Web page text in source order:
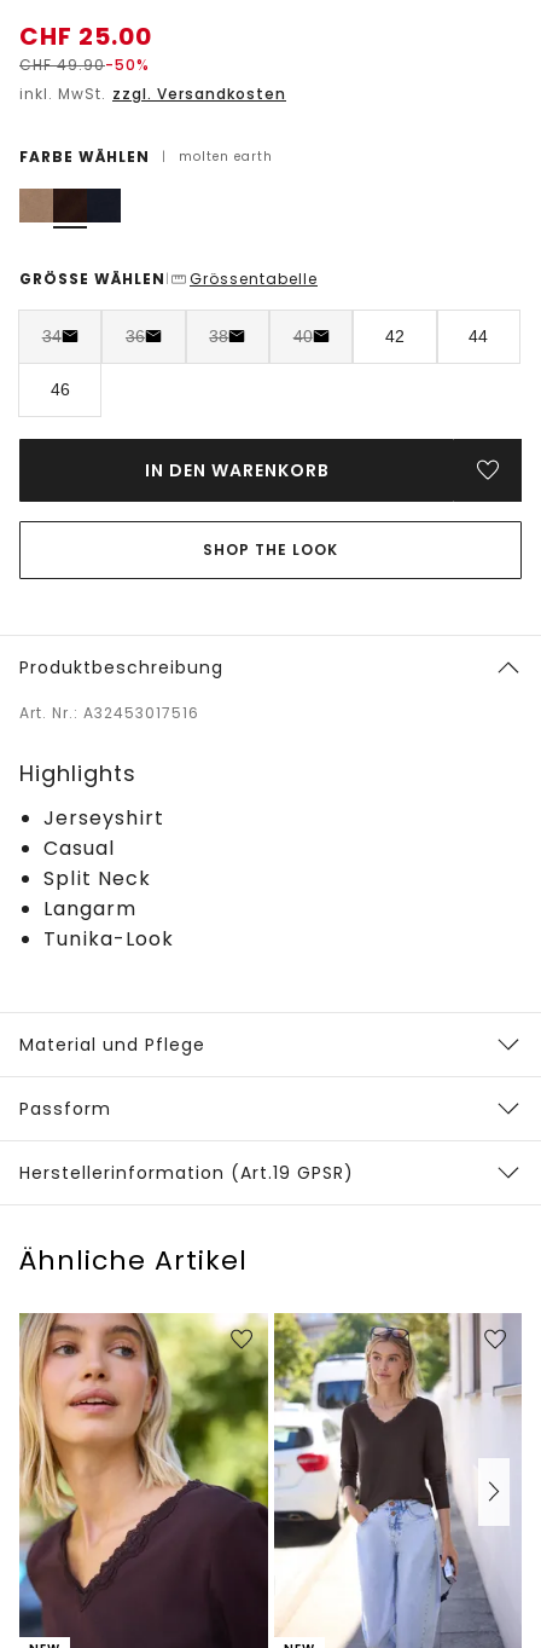
CHF 25.00
CHF49.90-50%
inkl. MwSt. zzgl. Versandkosten
FARBE WÄHLEN | molten earth
GRÖSSE WÄHLEN | Grössentabelle
34 36 38 40 42 44
46
IN DEN WARENKORB
SHOP THE LOOK
Produktbeschreibung
Art. Nr.: A32453017516
Highlights
Jerseyshirt
Casual
Split Neck
Langarm
Tunika-Look
Material und Pflege
Passform
Herstellerinformation (Art.19 GPSR)
Ähnliche Artikel